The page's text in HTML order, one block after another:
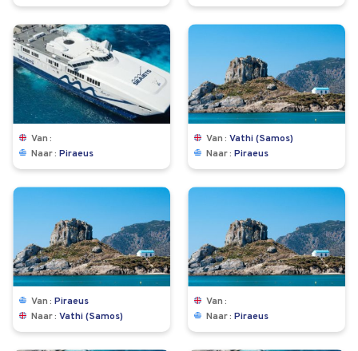
Van
Naar
Piraeus
Van
Vathi (Samos)
Naar
Piraeus
Van
Piraeus
Naar
Vathi (Samos)
Van
Naar
Piraeus